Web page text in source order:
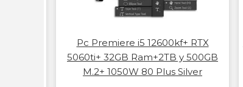
Pc Premiere i5 12600kf+ RTX
5060ti+ 32GB Ram+2TB y 500GB
M.2+ 1050W 80 Plus Silver